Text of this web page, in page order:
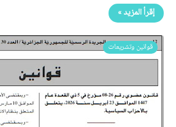
إقرأ المزيد »
قوانين وتشريعات